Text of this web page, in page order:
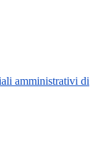
amministrativi di